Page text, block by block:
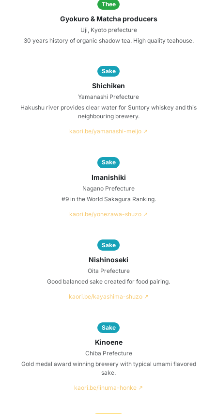
Thee
Gyokuro & Matcha producers
Uji, Kyoto prefecture
30 years history of organic shadow tea. High quality teahouse.
Sake
Shichiken
Yamanashi Prefecture
Hakushu river provides clear water for Suntory whiskey and this
neighbouring brewery.
kaori.be/yamanashi-meijo ↗
Sake
Imanishiki
Nagano Prefecture
#9 in the World Sakagura Ranking.
kaori.be/yonezawa-shuzo ↗
Sake
Nishinoseki
Oita Prefecture
Good balanced sake created for food pairing.
kaori.be/kayashima-shuzo ↗
Sake
Kinoene
Chiba Prefecture
Gold medal award winning brewery with typical umami flavored
sake.
kaori.be/iinuma-honke ↗